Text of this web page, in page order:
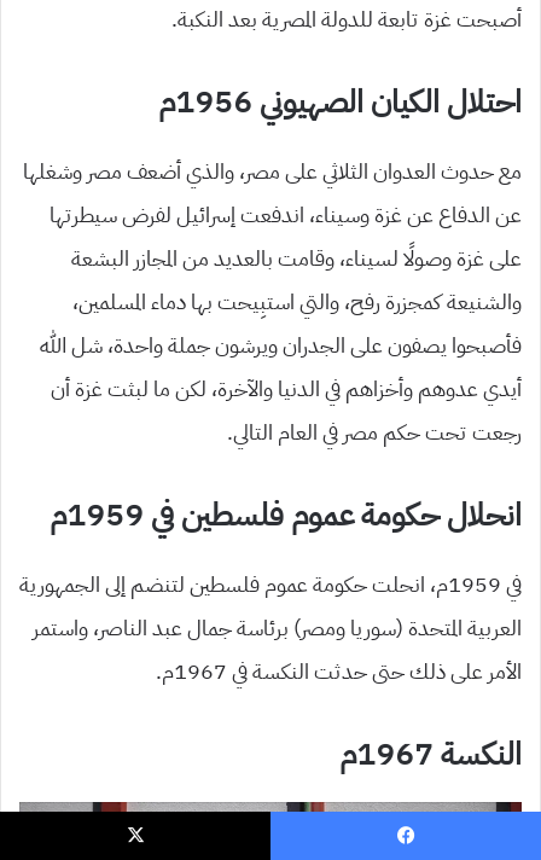
أصبحت غزة تابعة للدولة المصرية بعد النكبة.
احتلال الكيان الصهيوني 1956م
مع حدوث العدوان الثلاثي على مصر، والذي أضعف مصر وشغلها
عن الدفاع عن غزة وسيناء، اندفعت إسرائيل لفرض سيطرتها
على غزة وصولًا لسيناء، وقامت بالعديد من المجازر البشعة
والشنيعة كمجزرة رفح، والتي استبِيحت بها دماء المسلمين،
فأصبحوا يصفون على الجدران ويرشون جملة واحدة، شل الله
أيدي عدوهم وأخزاهم في الدنيا والآخرة، لكن ما لبثت غزة أن
رجعت تحت حكم مصر في العام التالي.
انحلال حكومة عموم فلسطين في 1959م
في 1959م، انحلت حكومة عموم فلسطين لتنضم إلى الجمهورية
العربية المتحدة (سوريا ومصر) برئاسة جمال عبد الناصر، واستمر
الأمر على ذلك حتى حدثت النكسة في 1967م.
النكسة 1967م